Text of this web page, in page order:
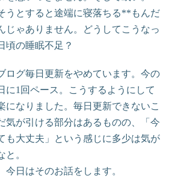
うとすると途端に寝落ちる**もんだ
じゃありません。どうしてこうなっ
頃の睡眠不足？
ログ毎日更新をやめています。今の
に1回ペース。こうするようにして
になりました。毎日更新できないこ
気が引ける部分はあるものの、「今
も大丈夫」という感じに多少は気が
と。
今日はそのお話をします。